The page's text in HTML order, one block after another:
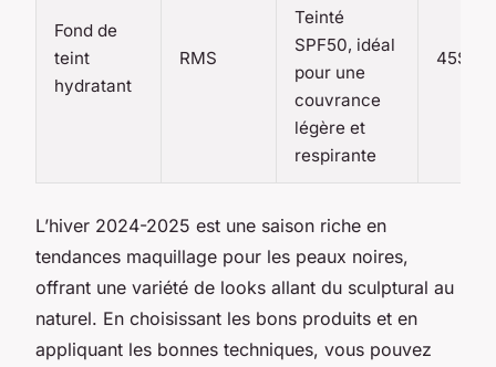
Fond de
teint
hydratant
RMS
Teinté
SPF50, idéal
pour une
couvrance
légère et
respirante
45$
L’hiver 2024-2025 est une saison riche en
tendances maquillage pour les peaux noires,
offrant une variété de looks allant du sculptural au
naturel. En choisissant les bons produits et en
appliquant les bonnes techniques, vous pouvez